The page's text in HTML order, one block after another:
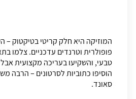
המוזיקה היא חלק קריטי בטיקטוק –
פופולרית וטרנדים עדכניים. צלמו
טבעי, והשקיעו בעריכה מקצועית
הוסיפו כתוביות לסרטונים – הרבה
סאונד.